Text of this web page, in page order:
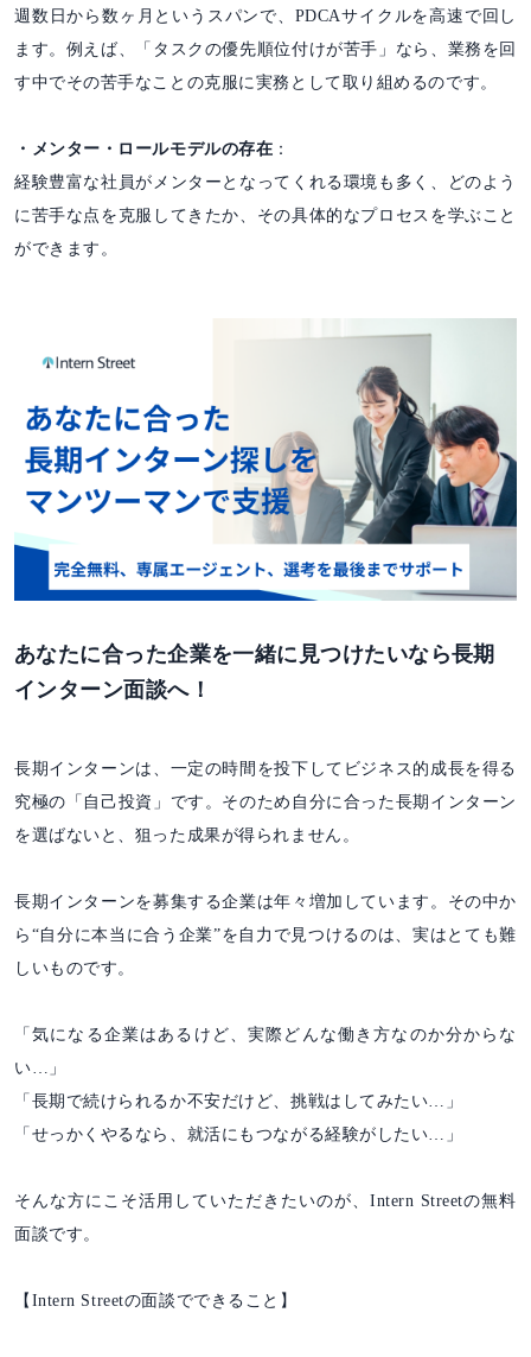
週数日から数ヶ月というスパンで、PDCAサイクルを高速で回し
ます。例えば、「タスクの優先順位付けが苦手」なら、業務を回
す中でその苦手なことの克服に実務として取り組めるのです。
・メンター・ロールモデルの存在 ：
経験豊富な社員がメンターとなってくれる環境も多く、どのよう
に苦手な点を克服してきたか、その具体的なプロセスを学ぶこと
ができます。
あなたに合った企業を一緒に見つけたいなら長期
インターン面談へ！
長期インターンは、一定の時間を投下してビジネス的成長を得る
究極の「自己投資」です。そのため自分に合った長期インターン
を選ばないと、狙った成果が得られません。
長期インターンを募集する企業は年々増加しています。その中か
ら“自分に本当に合う企業”を自力で見つけるのは、実はとても難
しいものです。
「気になる企業はあるけど、実際どんな働き方なのか分からな
い…」
「長期で続けられるか不安だけど、挑戦はしてみたい…」
「せっかくやるなら、就活にもつながる経験がしたい…」
そんな方にこそ活用していただきたいのが、Intern Streetの無料
面談です。
【Intern Streetの面談でできること】